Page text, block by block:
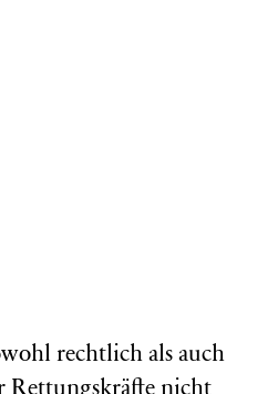
rechtlich als auch